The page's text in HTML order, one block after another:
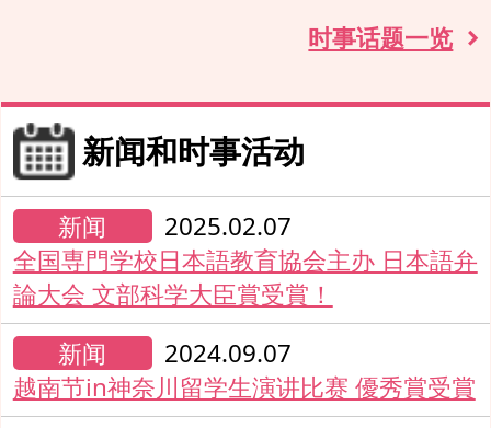
时事话题一览
新闻和时事活动
新闻
2025.02.07
全国専門学校日本語教育協会主办 日本語弁
論大会 文部科学大臣賞受賞！
新闻
2024.09.07
越南节in神奈川留学生演讲比赛 優秀賞受賞